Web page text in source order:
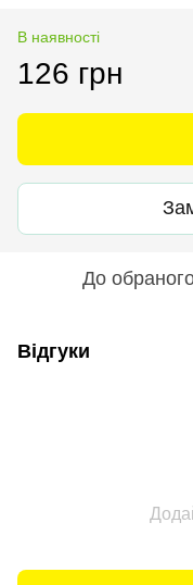
В наявності
126 грн
До
Відгуки